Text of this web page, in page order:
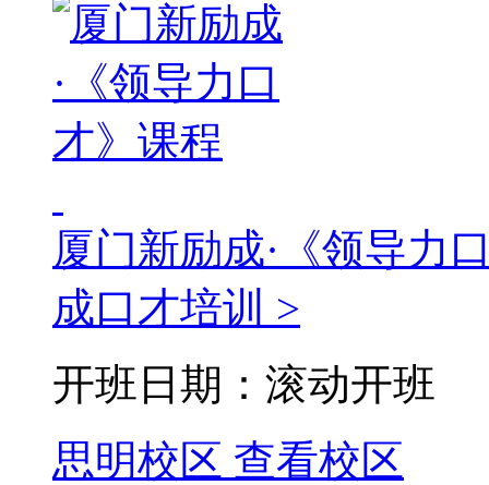
厦门新励成·《领导力
成口才培训 >
开班日期：滚动开班
思明校区 查看校区